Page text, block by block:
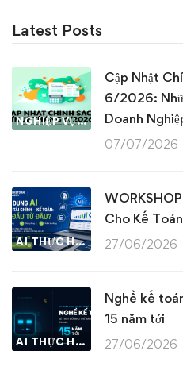
Latest Posts
NGHIỆP VỤ KẾ TOÁN & THUẾ
Cập Nhật
6/2026:
Doanh
07/07/2026
AI THỰC HÀNH
Cho Kế
27/06/2026
AI THỰC HÀNH
Nghề kế
15 năm tới
27/06/2026